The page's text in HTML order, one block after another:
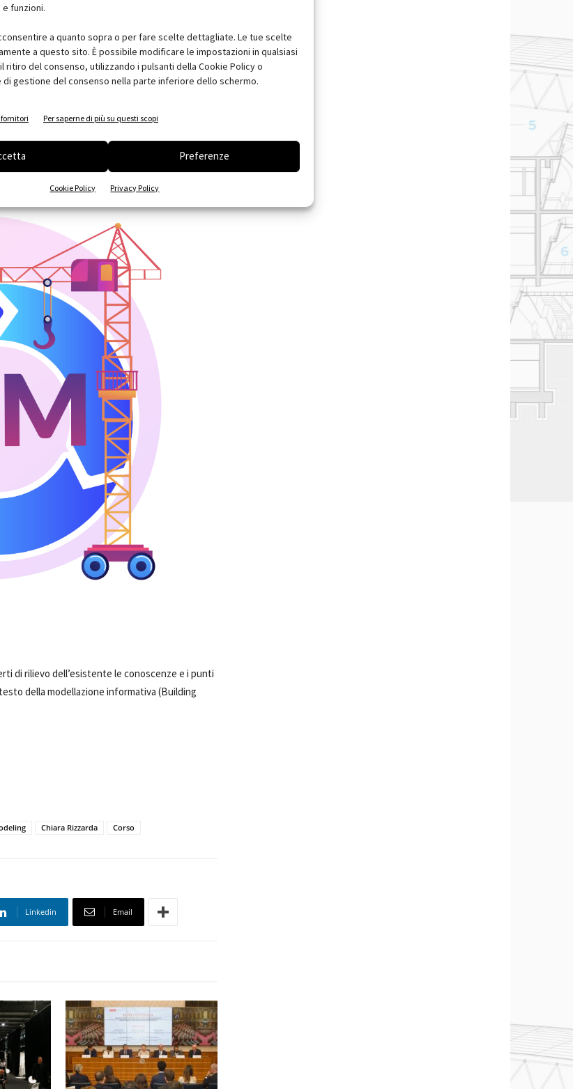
funzioni.
a quanto sopra o per fare scelte dettagliate. Le tue scelte
a questo sito. È possibile modificare le impostazioni in qualsiasi
ritiro del consenso, utilizzando i pulsanti della Cookie Policy o
di gestione del consenso nella parte inferiore dello schermo.
fornitori Per saperne di più su questi scopi
Preferenze
Cookie Policy Privacy Policy
si offre un approccio dinamico e
di un progetto in stretta dipendenza con gli
di rilievo dell’esistente le conoscenze e i punti
della modellazione informativa (Building
Chiara Rizzarda Corso
Linkedin Email